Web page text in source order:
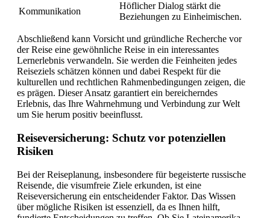
Kommunikation
Höflicher Dialog stärkt die
Beziehungen zu Einheimischen.
Abschließend kann Vorsicht und gründliche Recherche vor
der Reise eine gewöhnliche Reise in ein interessantes
Lernerlebnis verwandeln. Sie werden die Feinheiten jedes
Reiseziels schätzen können und dabei Respekt für die
kulturellen und rechtlichen Rahmenbedingungen zeigen, die
es prägen. Dieser Ansatz garantiert ein bereicherndes
Erlebnis, das Ihre Wahrnehmung und Verbindung zur Welt
um Sie herum positiv beeinflusst.
Reiseversicherung: Schutz vor potenziellen
Risiken
Bei der Reiseplanung, insbesondere für begeisterte russische
Reisende, die visumfreie Ziele erkunden, ist eine
Reiseversicherung ein entscheidender Faktor. Das Wissen
über mögliche Risiken ist essenziell, da es Ihnen hilft,